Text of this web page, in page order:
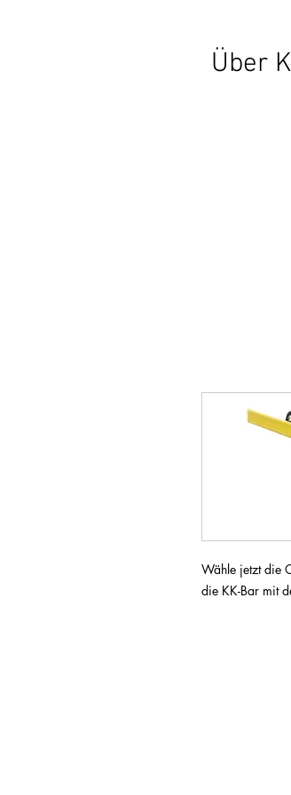
Über
Wähle jetzt die
die KK-Bar mit